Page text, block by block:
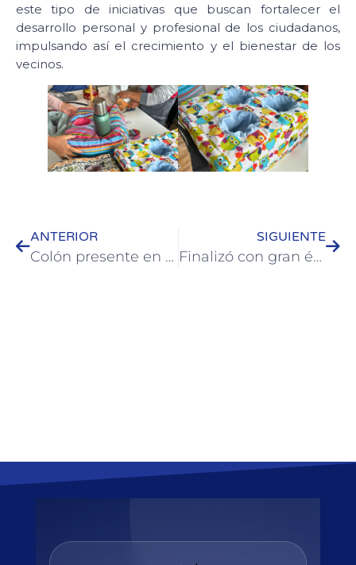
este tipo de iniciativas que buscan fortalecer el
desarrollo personal y profesional de los ciudadanos,
impulsando así el crecimiento y el bienestar de los
vecinos.
ANTERIOR
Colón presente en el Encuentro Provincial de Deporte Adaptado en Gualeguay
SIGUIENTE
Finalizó con gran éxito la Copa Parque Quirós en la rama femenina